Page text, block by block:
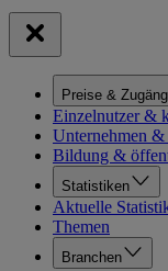
Preise &
Einzelnutzer &
Unternehmen
Bildung &
Statistiken
Aktuelle
Themen
Branchen